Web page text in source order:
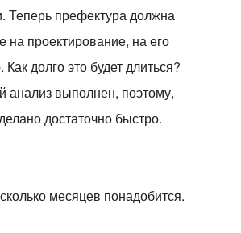
Теперь префектура должна
на проектирование, на его
долго это будет длиться?
анализ выполнен, поэтому,
достаточно быстро.
месяцев понадобится.